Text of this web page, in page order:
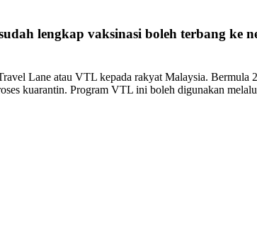
lengkap vaksinasi boleh terbang ke
Lane atau VTL kepada rakyat Malaysia.
kuarantin. Program VTL ini boleh digunakan